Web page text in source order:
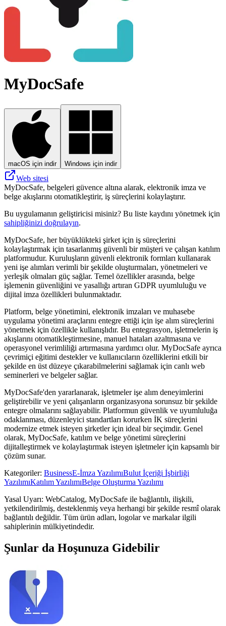
MyDocSafe
macOS için indir Windows için indir
Web sitesi
MyDocSafe, belgeleri güvence altına alarak, elektronik imza ve
belge akışlarını otomatikleştirir, iş süreçlerini kolaylaştırır.
Bu uygulamanın geliştiricisi misiniz? Bu liste kaydını yönetmek için
sahipliğinizi doğrulayın.
MyDocSafe, her büyüklükteki şirket için iş süreçlerini
kolaylaştırmak için tasarlanmış güvenli bir müşteri ve çalışan katılım
platformudur. Kuruluşların güvenli elektronik formları kullanarak
yeni işe alımları verimli bir şekilde oluşturmaları, yönetmeleri ve
yerleşik olmaları güç sağlar. Temel özellikler arasında, belge
işlemenin güvenliğini ve yasallığı artıran GDPR uyumluluğu ve
dijital imza özellikleri bulunmaktadır.
Platform, belge yönetimini, elektronik imzaları ve muhasebe
uygulama yönetimi araçlarını entegre ettiği için işe alım süreçlerini
yönetmek için özellikle kullanışlıdır. Bu entegrasyon, işletmelerin iş
akışlarını otomatikleştirmesine, manuel hataları azaltmasına ve
operasyonel verimliliği artırmasına yardımcı olur. MyDocSafe ayrıca
çevrimiçi eğitimi destekler ve kullanıcıların özelliklerini etkili bir
şekilde en üst düzeye çıkarabilmelerini sağlamak için canlı web
seminerleri ve belgeler sağlar.
MyDocSafe'den yararlanarak, işletmeler işe alım deneyimlerini
geliştirebilir ve yeni çalışanların organizasyona sorunsuz bir şekilde
entegre olmalarını sağlayabilir. Platformun güvenlik ve uyumluluğa
odaklanması, düzenleyici standartları korurken İK süreçlerini
modernize etmek isteyen şirketler için ideal bir seçimdir. Genel
olarak, MyDocSafe, katılım ve belge yönetimi süreçlerini
dijitalleştirmek ve kolaylaştırmak isteyen işletmeler için kapsamlı bir
çözüm sunar.
Kategoriler: BusinessE-İmza YazılımıBulut İçeriği İşbirliği
YazılımıKatılım YazılımıBelge Oluşturma Yazılımı
Yasal Uyarı: WebCatalog, MyDocSafe ile bağlantılı, ilişkili,
yetkilendirilmiş, desteklenmiş veya herhangi bir şekilde resmî olarak
bağlantılı değildir. Tüm ürün adları, logolar ve markalar ilgili
sahiplerinin mülkiyetindedir.
Şunlar da Hoşunuza Gidebilir